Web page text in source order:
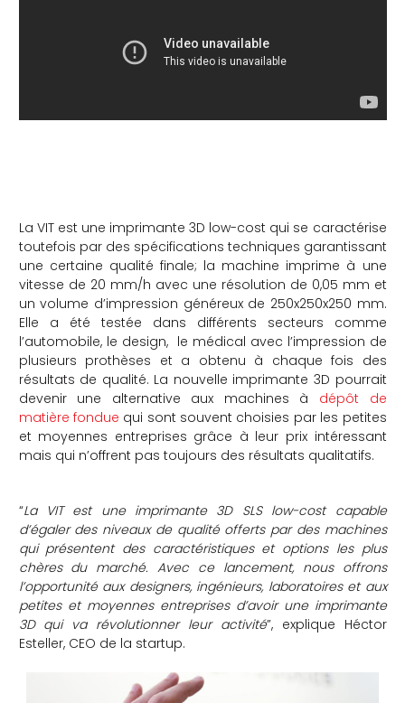
La VIT est une imprimante 3D low-cost qui se caractérise
toutefois par des spécifications techniques garantissant
une certaine qualité finale; la machine imprime à une
vitesse de 20 mm/h avec une résolution de 0,05 mm et
un volume d’impression généreux de 250x250x250 mm.
Elle a été testée dans différents secteurs comme
l’automobile, le design, le médical avec l’impression de
plusieurs prothèses et a obtenu à chaque fois des
résultats de qualité. La nouvelle imprimante 3D pourrait
devenir une alternative aux machines à dépôt de
matière fondue qui sont souvent choisies par les petites
et moyennes entreprises grâce à leur prix intéressant
mais qui n’offrent pas toujours des résultats qualitatifs.
“La VIT est une imprimante 3D SLS low-cost capable
d’égaler des niveaux de qualité offerts par des machines
qui présentent des caractéristiques et options les plus
chères du marché. Avec ce lancement, nous offrons
l’opportunité aux designers, ingénieurs, laboratoires et aux
petites et moyennes entreprises d’avoir une imprimante
3D qui va révolutionner leur activité”, explique Héctor
Esteller, CEO de la startup.